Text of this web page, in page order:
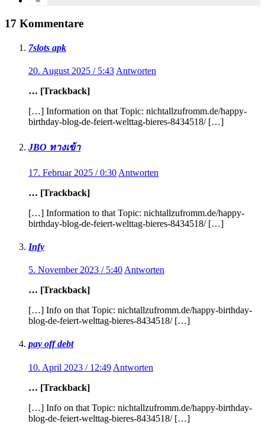
17 Kommentare
7slots apk
20. August 2025 / 5:43 Antworten
… [Trackback]
[…] Information on that Topic: nichtallzufromm.de/happy-
birthday-blog-de-feiert-welttag-bieres-8434518/ […]
JBO ทางเข้า
17. Februar 2025 / 0:30 Antworten
… [Trackback]
[…] Information to that Topic: nichtallzufromm.de/happy-
birthday-blog-de-feiert-welttag-bieres-8434518/ […]
Infy
5. November 2023 / 5:40 Antworten
… [Trackback]
[…] Info on that Topic: nichtallzufromm.de/happy-birthday-
blog-de-feiert-welttag-bieres-8434518/ […]
pay off debt
10. April 2023 / 12:49 Antworten
… [Trackback]
[…] Info on that Topic: nichtallzufromm.de/happy-birthday-
blog-de-feiert-welttag-bieres-8434518/ […]